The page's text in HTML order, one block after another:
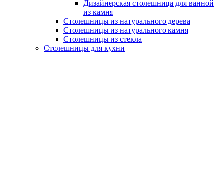
Дизайнерская столешница для ванной
из камня
Столешницы из натурального дерева
Столешницы из натурального камня
Столешницы из стекла
Столешницы для кухни